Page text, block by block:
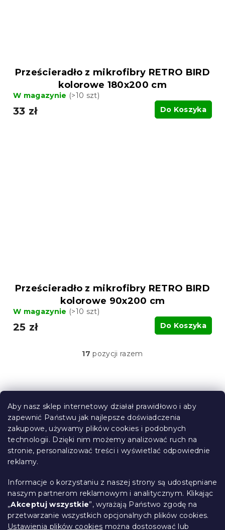
Aby nasz sklep internetowy działał prawidłowo i aby
zapewnić Państwu jak najlepsze doświadczenia
zakupowe, używamy plików cookies i podobnych
technologii. Dzięki nim możemy analizować ruch na
stronie, personalizować treści i wyświetlać odpowiednie
reklamy.
Informacje o korzystaniu z naszej strony są udostępniane
naszym partnerom reklamowym i analitycznym. Klikając
„Akceptuj wszystkie”, wyrażają Państwo zgodę na
przetwarzanie wszystkich opcjonalnych plików cookies.
Ustawienia plików cookies można dostosować lub
Prześcieradło z mikrofibry RETRO BIRD
kolorowe 180x200 cm
W magazynie (>10 szt)
33 zł Do Koszyka
Prześcieradło z mikrofibry RETRO BIRD
kolorowe 90x200 cm
W magazynie (>10 szt)
25 zł Do Koszyka
K
t
o
l
k
i
l
i
y
17 pozycji razem
S
Informacje dla Ciebie
Śledzenie zamówienia
Opcje dostawy
Metody płatności
Reklamacje i zwroty towarów
Kontakt
Regulamin
Ochrona danych osobowych